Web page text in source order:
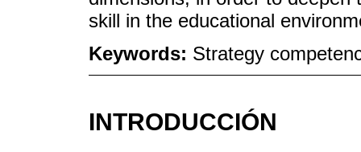
skill in the educational
Keywords: Strategy
INTRODUCCIÓN